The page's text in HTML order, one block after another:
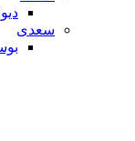
سعدی